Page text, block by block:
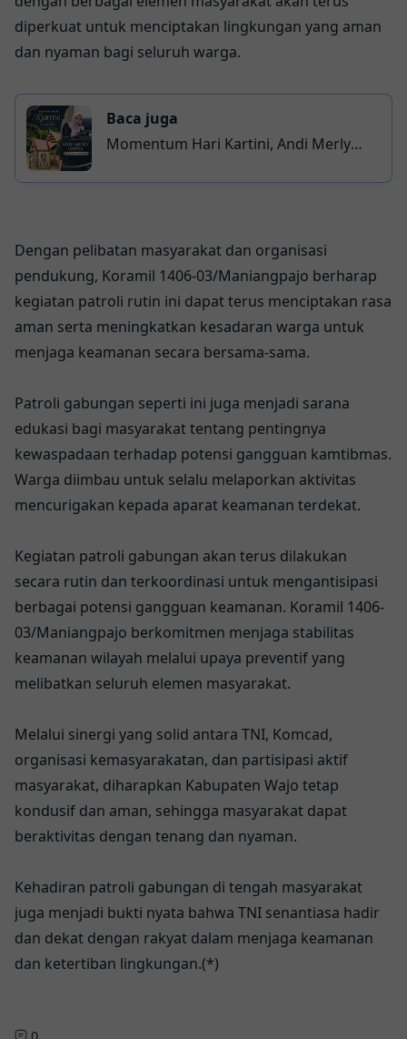
diperkuat untuk menciptakan lingkungan yang aman
dan nyaman bagi seluruh warga.
Baca juga
Momentum Hari Kartini, Andi Merly
Dengan pelibatan masyarakat dan organisasi
pendukung, Koramil 1406-03/Maniangpajo berharap
kegiatan patroli rutin ini dapat terus menciptakan rasa
aman serta meningkatkan kesadaran warga untuk
menjaga keamanan secara bersama-sama.
Patroli gabungan seperti ini juga menjadi sarana
edukasi bagi masyarakat tentang pentingnya
kewaspadaan terhadap potensi gangguan kamtibmas.
Warga diimbau untuk selalu melaporkan aktivitas
mencurigakan kepada aparat keamanan terdekat.
Kegiatan patroli gabungan akan terus dilakukan
secara rutin dan terkoordinasi untuk mengantisipasi
berbagai potensi gangguan keamanan. Koramil 1406-
03/Maniangpajo berkomitmen menjaga stabilitas
keamanan wilayah melalui upaya preventif yang
melibatkan seluruh elemen masyarakat.
Melalui sinergi yang solid antara TNI, Komcad,
organisasi kemasyarakatan, dan partisipasi aktif
masyarakat, diharapkan Kabupaten Wajo tetap
kondusif dan aman, sehingga masyarakat dapat
beraktivitas dengan tenang dan nyaman.
Kehadiran patroli gabungan di tengah masyarakat
juga menjadi bukti nyata bahwa TNI senantiasa hadir
dan dekat dengan rakyat dalam menjaga keamanan
dan ketertiban lingkungan.(*)
0